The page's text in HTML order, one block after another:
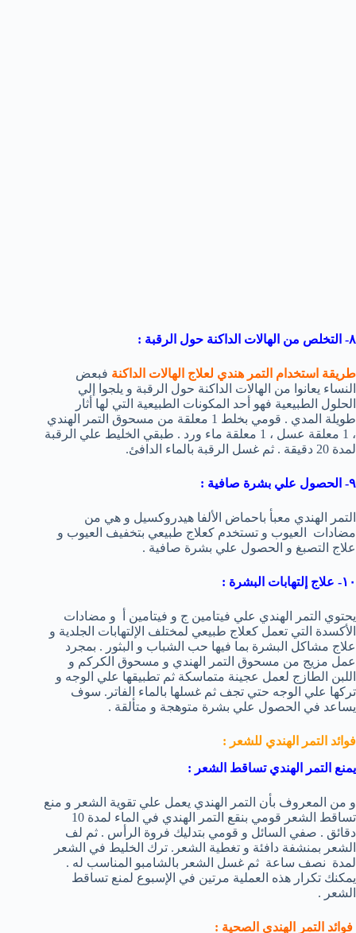
٨- التخلص من الهالات الداكنة حول الرقبة :
طريقة استخدام التمر هندي لعلاج الهالات الداكنة فبعض
النساء يعانوا من الهالات الداكنة حول الرقبة و يلجوا إلي
الحلول الطبيعية فهو أحد المكونات الطبيعية التي لها أثار
طويلة المدي . قومي بخلط 1 معلقة من مسحوق التمر الهندي
، 1 معلقة عسل ، 1 معلقة ماء ورد . طبقي الخليط علي الرقبة
لمدة 20 دقيقة . ثم غسل الرقبة بالماء الدافئ.
٩- الحصول علي بشرة صافية :
التمر الهندي معبأ باحماض الألفا هيدروكسيل و هي من
مضادات العيوب و تستخدم كعلاج طبيعي بتخفيف العيوب و
علاج التصبغ و الحصول علي بشرة صافية .
١٠- علاج إلتهابات البشرة :
يحتوي التمر الهندي علي فيتامين ج و فيتامين أ و مضادات
الأكسدة التي تعمل كعلاج طبيعي لمختلف الإلتهابات الجلدية و
علاج مشاكل البشرة بما فيها حب الشباب و البثور . بمجرد
عمل مزيج من مسحوق التمر الهندي و مسحوق الكركم و
اللبن الطازج لعمل عجينة متماسكة ثم تطبيقها علي الوجه و
تركها علي الوجه حتي تجف ثم غسلها بالماء الفاتر. سوف
يساعد في الحصول علي بشرة متوهجة و متألقة .
فوائد التمر الهندي للشعر :
يمنع التمر الهندي تساقط الشعر :
و من المعروف بأن التمر الهندي يعمل علي تقوية الشعر و منع
تساقط الشعر قومي بنقع التمر الهندي في الماء لمدة 10
دقائق . صفي السائل و قومي بتدليك فروة الرأس . ثم لف
الشعر بمنشفة دافئة و تغطية الشعر. ترك الخليط في الشعر
لمدة نصف ساعة ثم غسل الشعر بالشامبو المناسب له .
يمكنك تكرار هذه العملية مرتين في الإسبوع لمنع تساقط
الشعر .
فوائد التمر الهندي الصحية :